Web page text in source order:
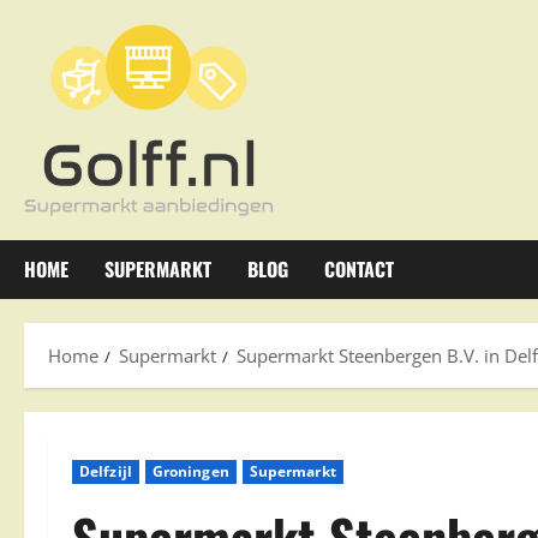
inhoud
HOME SUPERMARKT BLOG CONTACT
Home Supermarkt Supermarkt Steenbergen B.V. in
Delfzijl Groningen Supermarkt